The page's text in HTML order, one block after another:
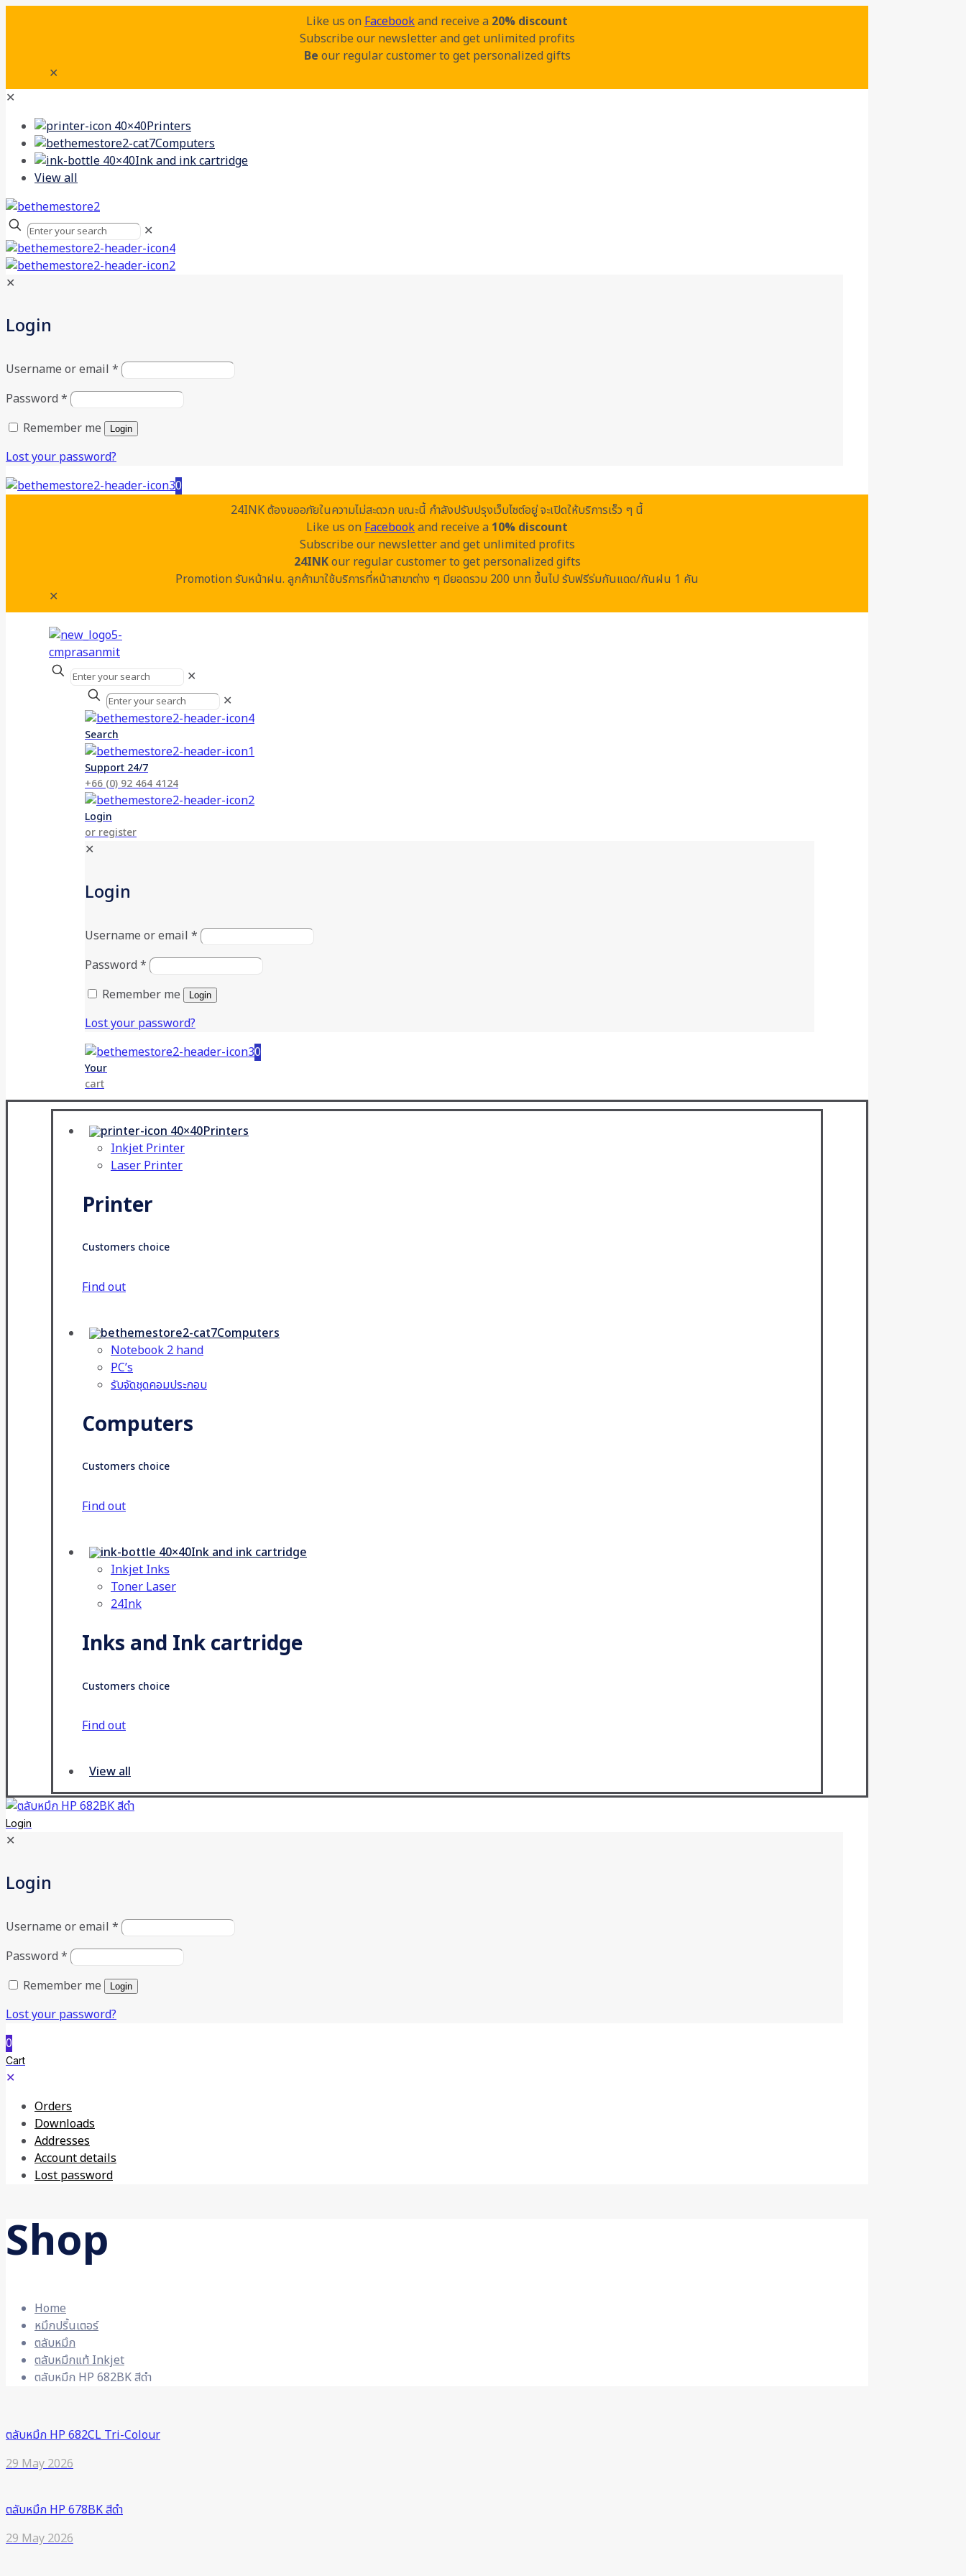
Like us on Facebookand receive a 20% discount
Subscribe our newsletter and get unlimited profits
Be our regular customer to get personalized gifts
✕
✕
Printers
Computers
Ink and ink cartridge
View all
✕
✕
Login
Username or email *
Password *
Remember me
Login
Lost your password?
0
24INK ต้องขออภัยในความไม่สะดวก ขณะนี้ กำลังปรับปรุงเว็บไซต์อยู่ จะเปิดให้บริการเร็ว ๆ นี้
Like us on Facebookand receive a 10% discount
Subscribe our newsletter and get unlimited profits
24INKour regular customer to get personalized gifts
Promotion รับหน้าฝน. ลูกค้ามาใช้บริการที่หน้าสาขาต่าง ๆ มียอดรวม 200 บาท ขึ้นไป รับฟรีร่มกันแดด/กันฝน 1 คัน
✕
✕
✕
Search
Support 24/7
+66 (0) 92 464 4124
Login
or register
✕
Login
Username or email *
Password *
Remember me
Login
Lost your password?
0
Your
cart
Printers
Inkjet Printer
Laser Printer
Printer
Customers choice
Find out
Computers
Notebook 2 hand
PC’s
รับจัดชุดคอมประกอบ
Computers
Customers choice
Find out
Ink and ink cartridge
Inkjet Inks
Toner Laser
24Ink
Inks and Ink cartridge
Customers choice
Find out
View all
Login
✕
Login
Username or email *
Password *
Remember me
Login
Lost your password?
0
Cart
✕
Orders
Downloads
Addresses
Account details
Lost password
Shop
Home
หมึกปริ้นเตอร์
ตลับหมึก
ตลับหมึกแท้ Inkjet
ตลับหมึก HP 682BK สีดำ
ตลับหมึก HP 682CL Tri-Colour
29 May 2026
ตลับหมึก HP 678BK สีดำ
29 May 2026